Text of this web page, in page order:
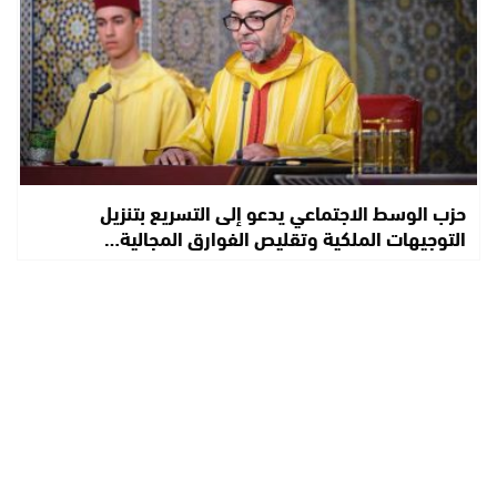
حزب الوسط الاجتماعي يدعو إلى التسريع بتنزيل
التوجيهات الملكية وتقليص الفوارق المجالية…